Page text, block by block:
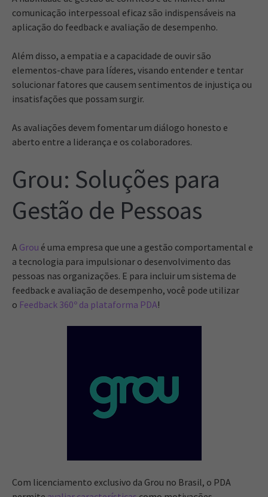
comunicação interpessoal eficaz são indispensáveis na
aplicação do feedback e avaliação de desempenho.
Além disso, a empatia e a capacidade de ouvir são
elementos-chave para líderes, visando entender e tentar
solucionar fatores que causem sentimentos de injustiça ou
insatisfações que possam surgir.
As avaliações devem fomentar um diálogo honesto e
aberto entre a liderança e os colaboradores.
Grou: Soluções para
Gestão de Pessoas
A Grou é uma empresa que une a gestão comportamental e
a tecnologia para impulsionar o desenvolvimento das
pessoas nas organizações. E para incluir um sistema de
feedback e avaliação de desempenho, você pode utilizar
o Feedback 360º da plataforma PDA!
Com licenciamento exclusivo da Grou no Brasil, o PDA